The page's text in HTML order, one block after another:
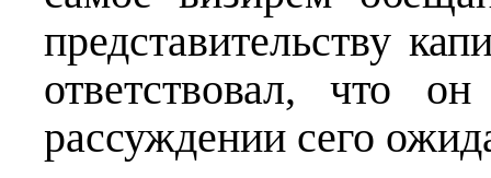
представительству
ответствовал, что
рассуждении сего